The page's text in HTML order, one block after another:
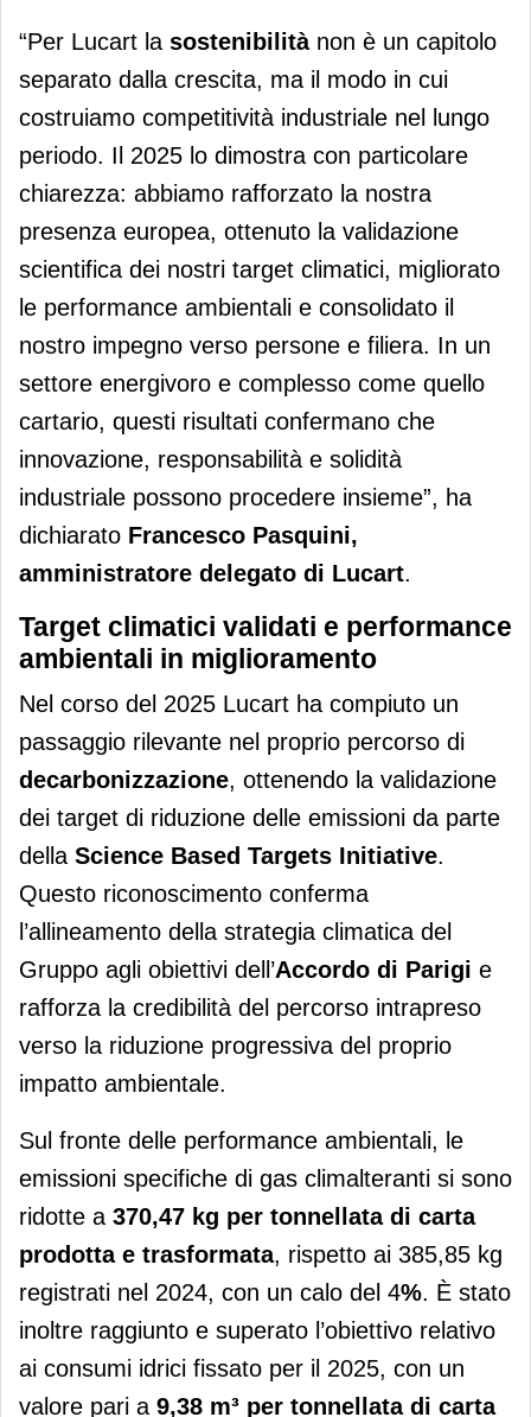
“Per Lucart la sostenibilità non è un capitolo
separato dalla crescita, ma il modo in cui
costruiamo competitività industriale nel lungo
periodo. Il 2025 lo dimostra con particolare
chiarezza: abbiamo rafforzato la nostra
presenza europea, ottenuto la validazione
scientifica dei nostri target climatici, migliorato
le performance ambientali e consolidato il
nostro impegno verso persone e filiera. In un
settore energivoro e complesso come quello
cartario, questi risultati confermano che
innovazione, responsabilità e solidità
industriale possono procedere insieme”, ha
dichiarato Francesco Pasquini,
amministratore delegato di Lucart.
Target climatici validati e performance
ambientali in miglioramento
Nel corso del 2025 Lucart ha compiuto un
passaggio rilevante nel proprio percorso di
decarbonizzazione, ottenendo la validazione
dei target di riduzione delle emissioni da parte
della Science Based Targets Initiative.
Questo riconoscimento conferma
l’allineamento della strategia climatica del
Gruppo agli obiettivi dell’Accordo di Parigi e
rafforza la credibilità del percorso intrapreso
verso la riduzione progressiva del proprio
impatto ambientale.
Sul fronte delle performance ambientali, le
emissioni specifiche di gas climalteranti si sono
ridotte a 370,47 kg per tonnellata di carta
prodotta e trasformata, rispetto ai 385,85 kg
registrati nel 2024, con un calo del 4%. È stato
inoltre raggiunto e superato l’obiettivo relativo
ai consumi idrici fissato per il 2025, con un
valore pari a 9,38 m³ per tonnellata di carta